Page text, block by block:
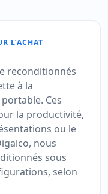
L’ACHAT
reconditionnés
à la
Ces
la productivité,
ou le
nous
sous
selon